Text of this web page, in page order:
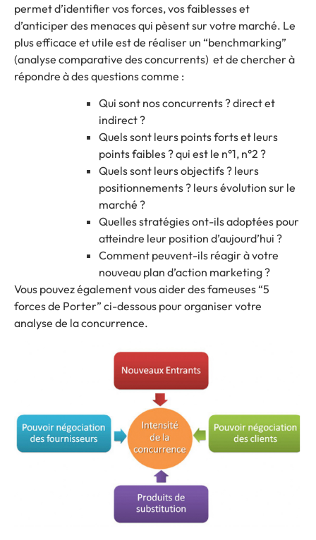
permet d’identifier vos forces, vos faiblesses et
d’anticiper des menaces qui pèsent sur votre marché. Le
plus efficace et utile est de réaliser un “benchmarking”
(analyse comparative des concurrents) et de chercher à
répondre à des questions comme :
Qui sont nos concurrents ? direct et
indirect ?
Quels sont leurs points forts et leurs
points faibles ? qui est le n°1, n°2 ?
Quels sont leurs objectifs ? leurs
positionnements ? leurs évolution sur le
marché ?
Quelles stratégies ont-ils adoptées pour
atteindre leur position d’aujourd’hui ?
Comment peuvent-ils réagir à votre
nouveau plan d’action marketing?
Vous pouvez également vous aider des fameuses “5
forces de Porter” ci-dessous pour organiser votre
analyse de la concurrence.